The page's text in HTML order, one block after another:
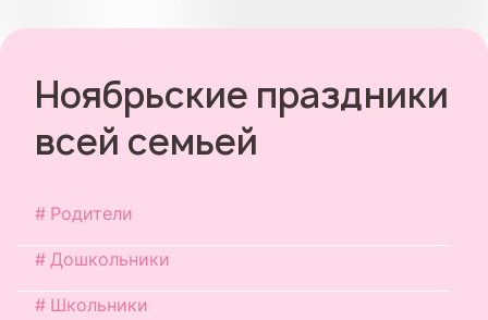
Ноябрьские праздники
всей семьей
Родители
Дошкольники
Школьники